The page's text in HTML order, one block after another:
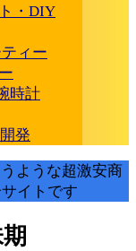
・DIY
ィー
時計
発
ような超激安商
イトです